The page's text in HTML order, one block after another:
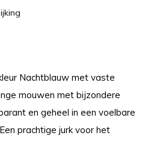
Nachtblauw met vaste
mouwen met bijzondere
en geheel in een voelbare
prachtige jurk voor het